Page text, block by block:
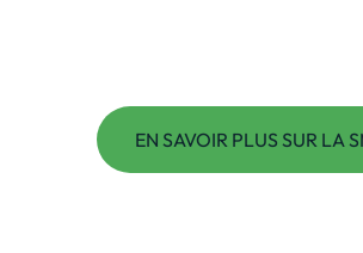
EN SAVOIR PLUS SUR LA